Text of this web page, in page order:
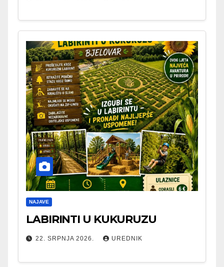
NAJAVE
LABIRINTI U KUKURUZU
22. SRPNJA 2026. UREDNIK